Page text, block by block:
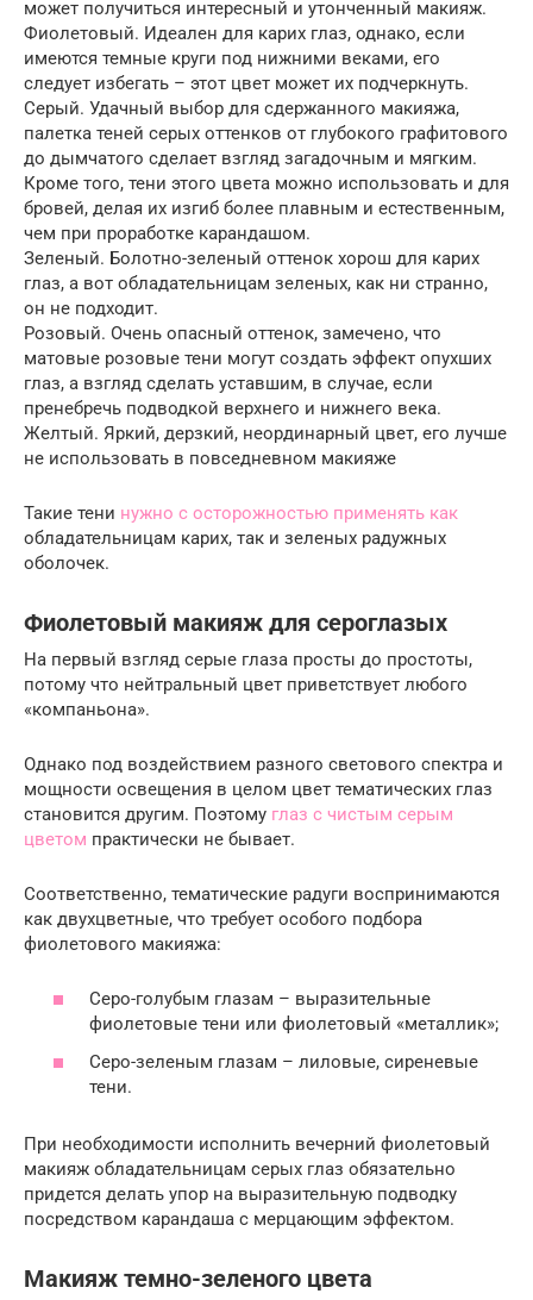
может получиться интересный и утонченный макияж.
Фиолетовый. Идеален для карих глаз, однако, если
имеются темные круги под нижними веками, его
следует избегать – этот цвет может их подчеркнуть.
Серый. Удачный выбор для сдержанного макияжа,
палетка теней серых оттенков от глубокого графитового
до дымчатого сделает взгляд загадочным и мягким.
Кроме того, тени этого цвета можно использовать и для
бровей, делая их изгиб более плавным и естественным,
чем при проработке карандашом.
Зеленый. Болотно-зеленый оттенок хорош для карих
глаз, а вот обладательницам зеленых, как ни странно,
он не подходит.
Розовый. Очень опасный оттенок, замечено, что
матовые розовые тени могут создать эффект опухших
глаз, а взгляд сделать уставшим, в случае, если
пренебречь подводкой верхнего и нижнего века.
Желтый. Яркий, дерзкий, неординарный цвет, его лучше
не использовать в повседневном макияже
Такие тени нужно с осторожностью применять как
обладательницам карих, так и зеленых радужных
оболочек.
Фиолетовый макияж для сероглазых
На первый взгляд серые глаза просты до простоты,
потому что нейтральный цвет приветствует любого
«компаньона».
Однако под воздействием разного светового спектра и
мощности освещения в целом цвет тематических глаз
становится другим. Поэтому глаз с чистым серым
цветом практически не бывает.
Соответственно, тематические радуги воспринимаются
как двухцветные, что требует особого подбора
фиолетового макияжа:
Серо-голубым глазам – выразительные
фиолетовые тени или фиолетовый «металлик»;
Серо-зеленым глазам – лиловые, сиреневые
тени.
При необходимости исполнить вечерний фиолетовый
макияж обладательницам серых глаз обязательно
придется делать упор на выразительную подводку
посредством карандаша с мерцающим эффектом.
Макияж темно-зеленого цвета